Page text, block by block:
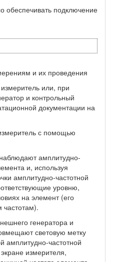
обеспечивать подключение
и их проведения
или, при
и контрольный
документации на
с помощью
амплитудно-
и, используя
амплитудно-частотной
уровню,
на элемент (его
частотам).
генератора и
световую метку
амплитудно-частотной
измерителя,